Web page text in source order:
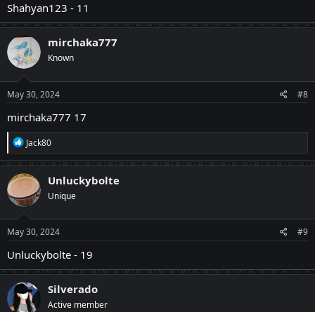
Shahyan123 - 11
mirchaka777
Known
May 30, 2024 #8
mirchaka777 17
R
e
a
c
i
o
n
s
:
Jack80
Unluckybolte
Unique
May 30, 2024 #9
Unluckybolte - 19
Silverado
Active member